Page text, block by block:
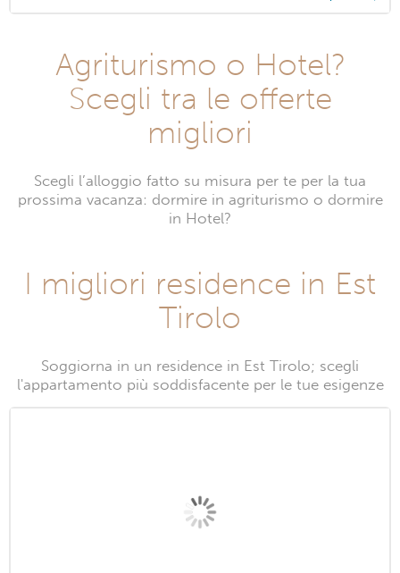
Agriturismo o Hotel?
Scegli tra le offerte
migliori
Scegli l’alloggio fatto su misura per te per la tua
prossima vacanza: dormire in agriturismo o dormire
in Hotel?
I migliori residence in Est
Tirolo
Soggiorna in un residence in Est Tirolo; scegli
l'appartamento più soddisfacente per le tue esigenze